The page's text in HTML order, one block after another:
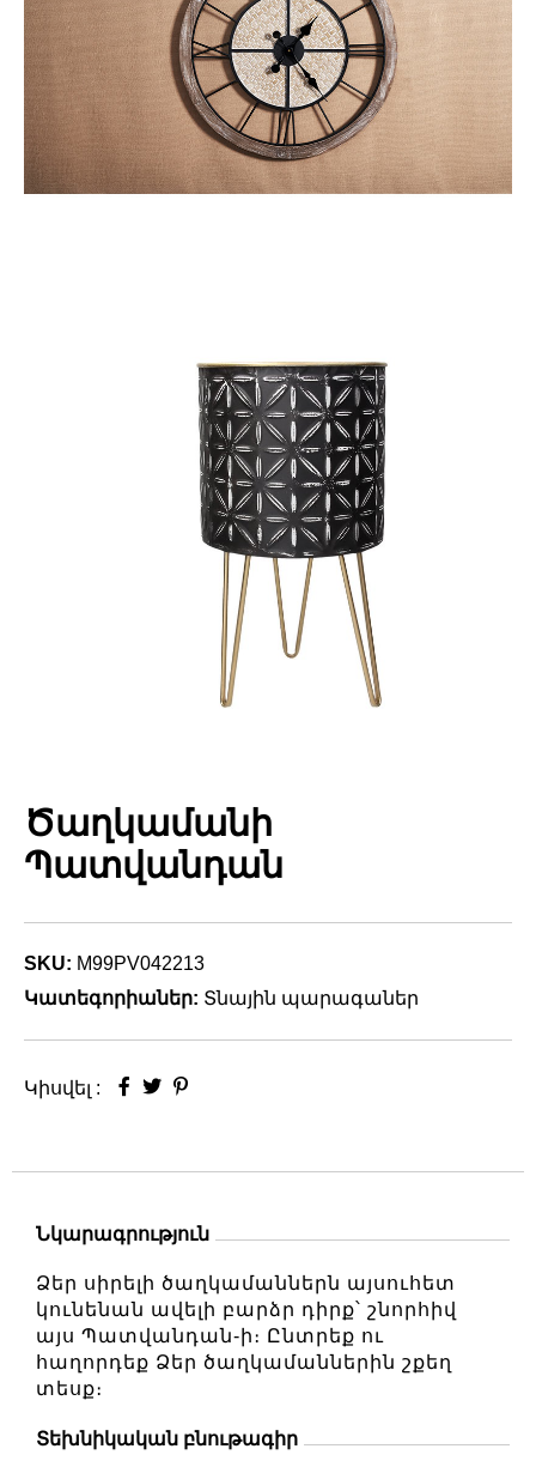
Ծաղկամանի
Պատվանդան
SKU: M99PV042213
Կատեգորիաներ: Տնային պարագաներ
Կիսվել :
Նկարագրություն
Ձեր սիրելի ծաղկամաններն այսուհետ
կունենան ավելի բարձր դիրք՝ շնորհիվ
այս Պատվանդան-ի։ Ընտրեք ու
հաղորդեք Ձեր ծաղկամաններին շքեղ
տեսք։
Տեխնիկական բնութագիր